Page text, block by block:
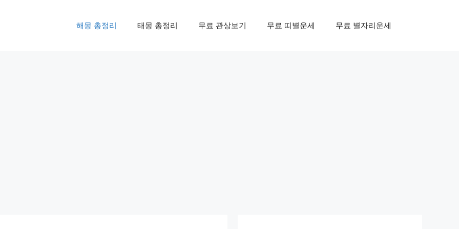
해몽 총정리 태몽 총정리 무료 관상보기 무료 띠별운세 무료 별자리운세